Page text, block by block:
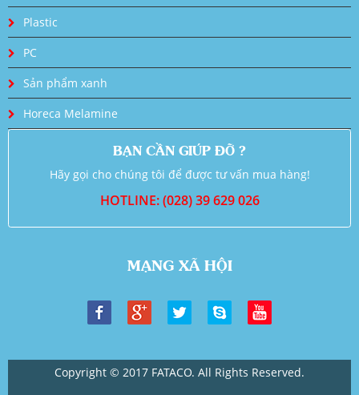
Plastic
PC
Sản phẩm xanh
Horeca Melamine
BẠN CẦN GIÚP ĐỠ ?
Hãy gọi cho chúng tôi để được tư vấn mua hàng!
HOTLINE: (028) 39 629 026
MẠNG XÃ HỘI
Copyright © 2017 FATACO. All Rights Reserved.